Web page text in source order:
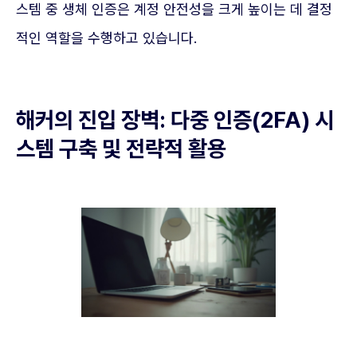
스템 중 생체 인증은 계정 안전성을 크게 높이는 데 결정
적인 역할을 수행하고 있습니다.
해커의 진입 장벽: 다중 인증(2FA) 시
스템 구축 및 전략적 활용